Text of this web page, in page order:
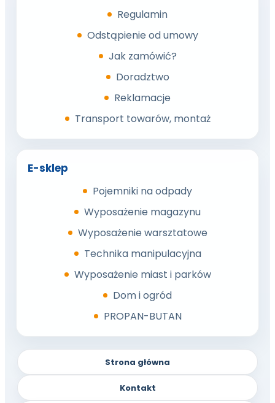
Regulamin
Odstąpienie od umowy
Jak zamówić?
Doradztwo
Reklamacje
Transport towarów, montaż
E-sklep
Pojemniki na odpady
Wyposażenie magazynu
Wyposażenie warsztatowe
Technika manipulacyjna
Wyposażenie miast i parków
Dom i ogród
PROPAN-BUTAN
Strona główna
Kontakt